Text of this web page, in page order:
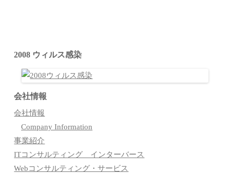
2008 ウィルス感染
会社情報
会社情報
Company Information
事業紹介
ITコンサルティング インターバース
Webコンサルティング・サービス